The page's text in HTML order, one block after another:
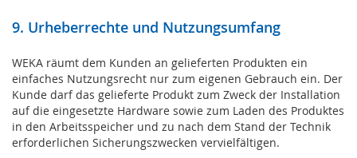
9. Urheberrechte und Nutzungsumfang
WEKA räumt dem Kunden an gelieferten Produkten ein
einfaches Nutzungsrecht nur zum eigenen Gebrauch ein. Der
Kunde darf das gelieferte Produkt zum Zweck der Installation
auf die eingesetzte Hardware sowie zum Laden des Produktes
in den Arbeitsspeicher und zu nach dem Stand der Technik
erforderlichen Sicherungszwecken vervielfältigen.